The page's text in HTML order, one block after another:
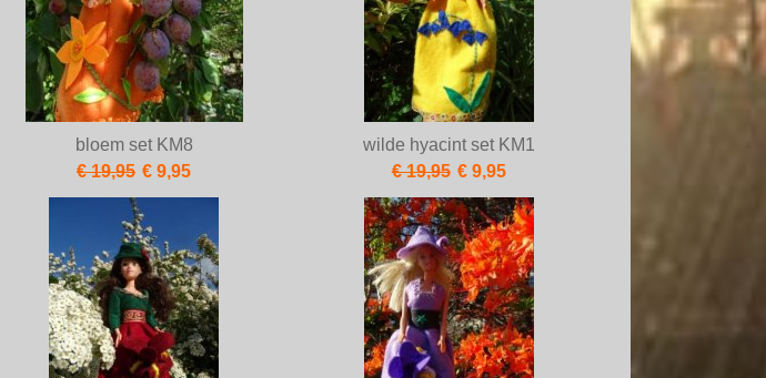
bloem set KM8
€ 19,95 € 9,95
wilde hyacint set KM1
€ 19,95 € 9,95